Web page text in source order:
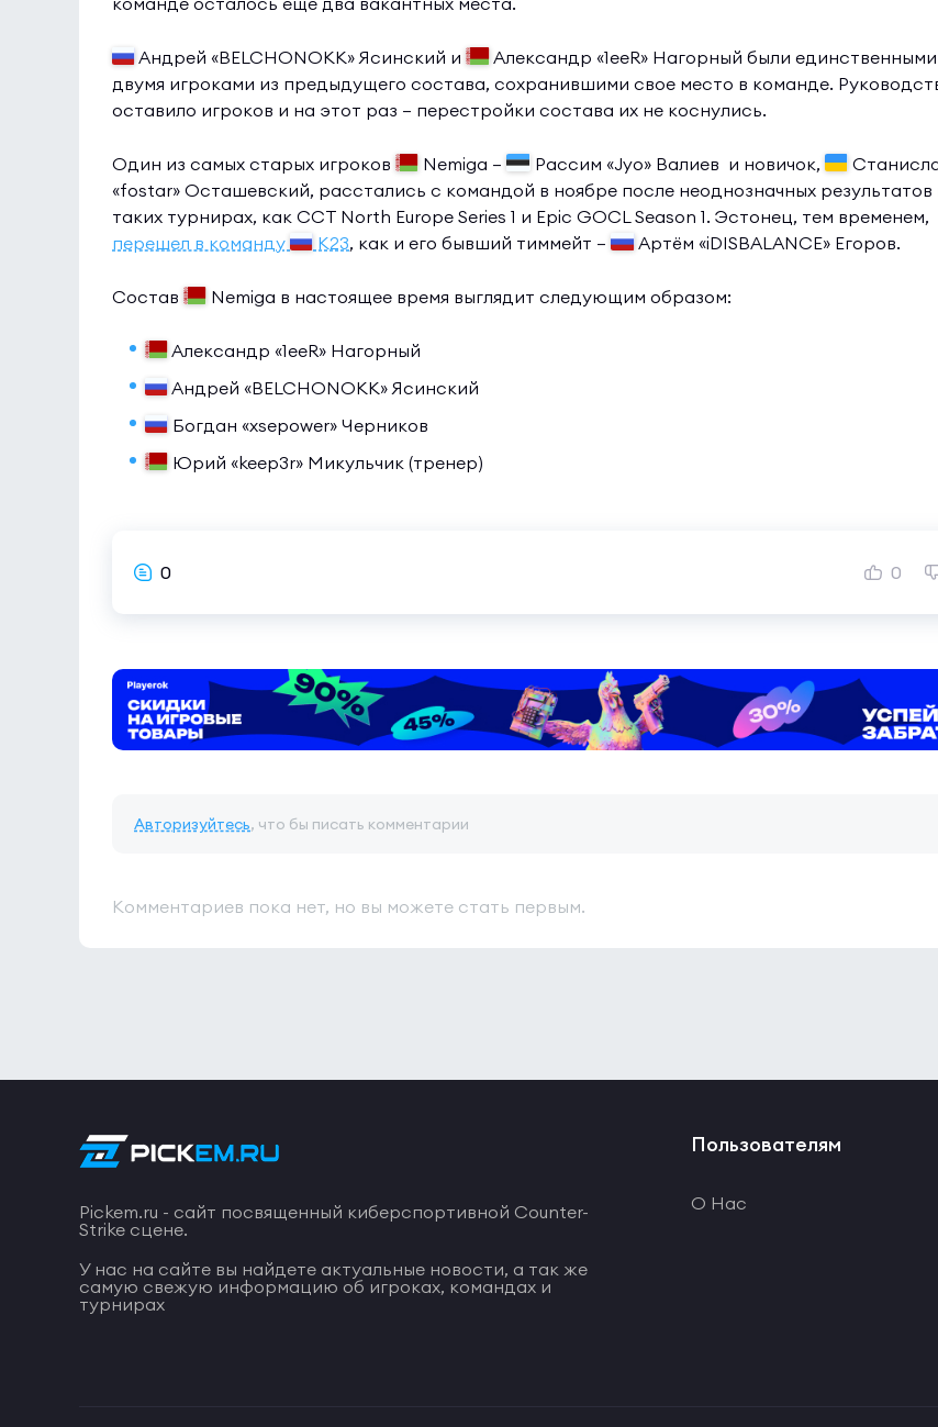
Андрей «BELCHONOKK» Ясинский и
Александр «1eeR» Нагорный были единственными
двумя игроками из предыдущего состава, сохранившими свое место в команде.
оставило игроков и на этот раз — перестройки состава их не коснулись.
Один из самых старых игроков Nemiga — Рассим «Jyo» Валиев и новичок,
«fostar» Осташевский, расстались с командой в ноябре после неоднозначных результатов
таких турнирах, как CCT North Europe Series 1 и Epic GOCL Season 1. Эстонец, тем временем,
перешел в команду
K23, как и его бывший тиммейт — Артём «iDISBALANCE» Егоров.
Состав Nemiga в настоящее время выглядит следующим образом:
Александр «1eeR» Нагорный
Андрей «BELCHONOKK» Ясинский
Богдан «xsepower» Черников
Юрий «keep3r» Микульчик (тренер)
0 0
Авторизуйтесь, что бы писать комментарии
Комментариев пока нет, но вы можете стать первым.
Pickem.ru - сайт посвященный киберспортивной Counter-
Strike сцене.
У нас на сайте вы найдете актуальные новости, а так же
самую свежую информацию об игроках, командах и
турнирах
Пользователям
О Нас